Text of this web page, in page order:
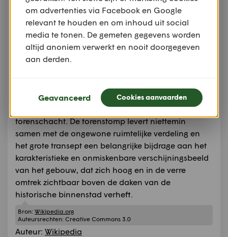
binnenstad van Wismar op de lijst van het
UNESCO-Werelderfgoed.
Zoals de andere grotere kerken van Wismar werd
ook de Sint-Joris in de stijl van de Noord-Duitse
baksteengotiek gebouwd. Het als hallenkerk
koorafsluiting. Wegens de kosten werd de toren
nooit voltooid en kwam de bouw niet verder dan de
torenschacht. De torenstomp levert niettemin
samen met de ongewone ruimtelijke verdeling en
het grote transept een belangrijke bijdrage aan het
karakteristieke en onmiskenbare verschijningsbeeld
van het gebouw, dat zich hoog en in de verre
omtrek zichtbaar boven de daken van de
historische binnenstad verheft.
Bron: Wikipedia.org
Auteursrechten: Creative Commons 3.0
Auteur: Wikipedia
om advertenties via Facebook en Google
relevant te houden en om inhoud uit social
media te tonen. De gemeten gegevens worden
altijd anoniem verwerkt en nooit doorgegeven
aan derden.
Geavanceerd Cookies aanvaarden